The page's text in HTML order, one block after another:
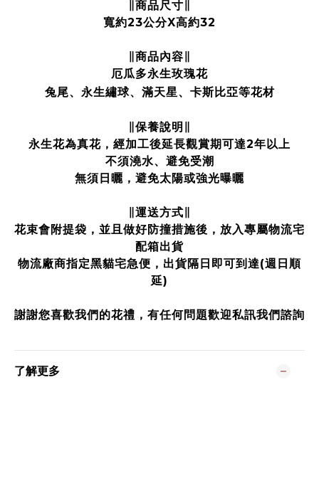
∥商品尺寸∥
寬約23公分X高約32
∥商品內容∥
厄瓜多永生玫瑰花
兔尾、永生繡球、 滿天星、卡斯比亞等花材
∥保養說明∥
永生花為真花，經加工後延長觀賞期可達2年以上
不須澆水、避免受潮
無須日曬，避免太陽或強光曝曬
∥運送方式∥
花束會附提袋，並且做好防撞措施後，放入專屬物流宅
配箱出貨
物流廠商指定黑貓宅急便，出貨隔日即可到達(週日順
延)
謝謝您喜歡我們的花禮，有任何問題歡迎私訊我們諮詢
了解更多